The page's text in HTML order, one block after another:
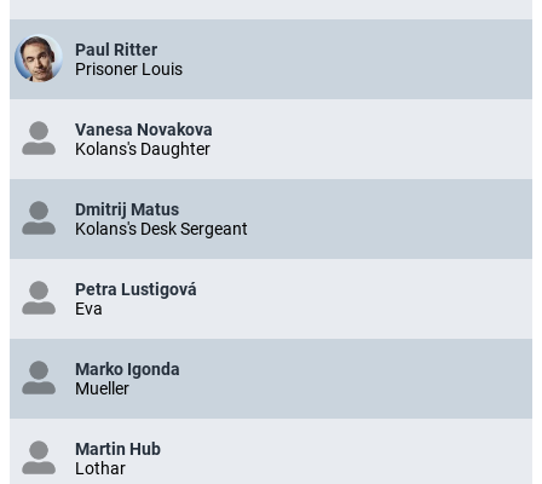
Paul Ritter
Prisoner Louis
Vanesa Novakova
Kolans's Daughter
Dmitrij Matus
Kolans's Desk Sergeant
Petra Lustigová
Eva
Marko Igonda
Mueller
Martin Hub
Lothar